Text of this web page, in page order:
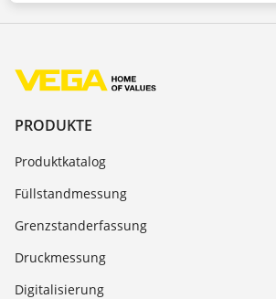
PRODUKTE
Produktkatalog
Füllstandmessung
Grenzstanderfassung
Druckmessung
Digitalisierung